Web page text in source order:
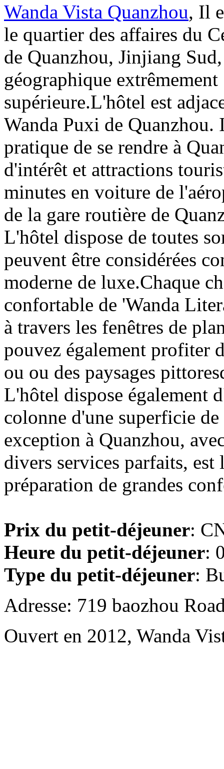
Wanda Vista Quanzhou, Il
le quartier des affaires du
de Quanzhou, Jinjiang
géographique extrêmement
supérieure.L'hôtel est
Wanda Puxi de Quanzhou.
pratique de se rendre à
d'intérêt et attractions
minutes en voiture de
de la gare routière de
L'hôtel dispose de toutes
peuvent être considérées
moderne de luxe.Chaque
confortable de 'Wanda
à travers les fenêtres de
pouvez également profiter
ou ou des paysages
L'hôtel dispose également
colonne d'une superficie de
exception à Quanzhou,
divers services parfaits,
préparation de grandes
Prix du petit-déjeuner:
Heure du petit-déjeuner:
Type du petit-déjeuner:
Adresse: 719 baozhou
Ouvert en 2012, Wanda